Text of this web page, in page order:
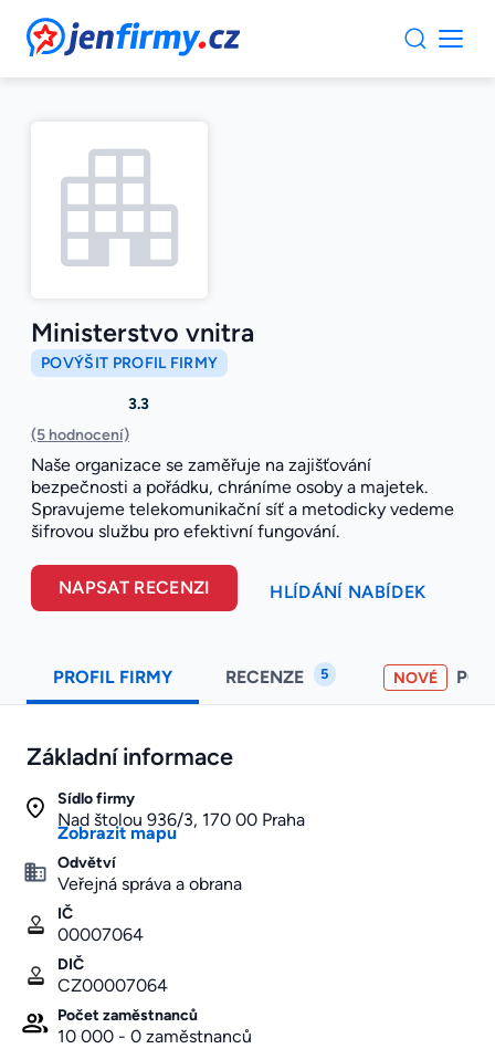
JenFirmy.cz
Ministerstvo vnitra
POVÝŠIT PROFIL FIRMY
3.3
(5 hodnocení)
Naše organizace se zaměřuje na zajišťování
bezpečnosti a pořádku, chráníme osoby a majetek.
Spravujeme telekomunikační síť a metodicky vedeme
šifrovou službu pro efektivní fungování.
NAPSAT RECENZI HLÍDÁNÍ NABÍDEK
PROFIL FIRMY RECENZE 5 NOVÉ
Základní informace
Sídlo firmy
Nad štolou 936/3, 170 00 Praha
Zobrazit mapu
Odvětví
Veřejná správa a obrana
IČ
00007064
DIČ
CZ00007064
Počet zaměstnanců
10 000 - 0 zaměstnanců